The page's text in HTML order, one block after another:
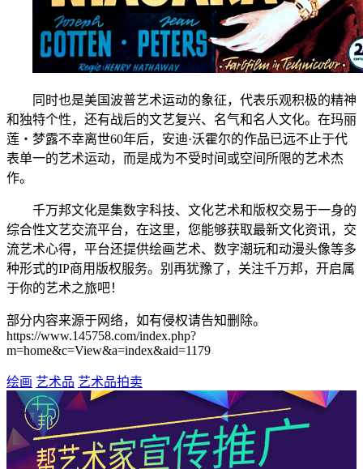
同时也是美国波普艺术运动的象征，代表乐观积极的精神
和独特个性，还有战后的文艺复兴、名气和名人文化。在玛丽
莲‧梦露不幸离世60年后，安迪·沃霍尔的作品已远不止于代
表单一的艺术运动，而是成为不受时间或空间所限的艺术杰
作。
千万邦文化是集数字科技、文化艺术和版权交易于一身的
综合性文艺交流平台，在这里，您能够获取最新文化资讯，交
流艺术心得，平台还提供绘画艺术、数字潮玩和动漫头像等多
种形式的IP商用版权服务。别再犹豫了，关注千万邦，开启属
于你的艺术之旅吧！
部分内容来源于网络，如有侵权请告知删除。
https://www.145758.com/index.php?
m=home&c=View&a=index&aid=1179
绘画 艺术品 艺术品拍卖